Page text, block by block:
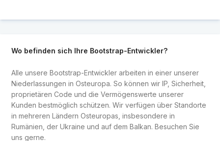
Wo befinden sich Ihre Bootstrap-Entwickler?
Alle unsere Bootstrap-Entwickler arbeiten in einer unserer
Niederlassungen in Osteuropa. So können wir IP, Sicherheit,
proprietären Code und die Vermögenswerte unserer
Kunden bestmöglich schützen. Wir verfügen über Standorte
in mehreren Ländern Osteuropas, insbesondere in
Rumänien, der Ukraine und auf dem Balkan. Besuchen Sie
uns gerne.